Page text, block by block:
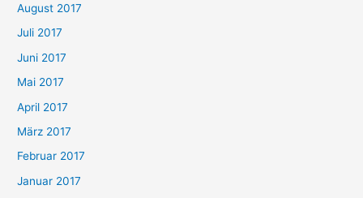
August 2017
Juli 2017
Juni 2017
Mai 2017
April 2017
März 2017
Februar 2017
Januar 2017